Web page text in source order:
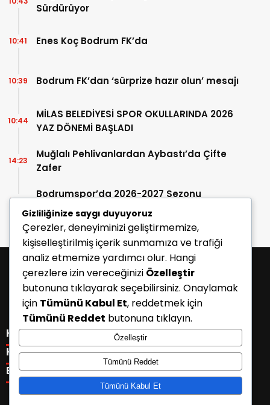
Sürdürüyor
Enes Koç Bodrum FK’da
10:41
Bodrum FK’dan ‘sürprize hazır olun’ mesajı
10:39
MİLAS BELEDİYESİ SPOR OKULLARINDA 2026
YAZ DÖNEMİ BAŞLADI
10:44
Muğlalı Pehlivanlardan Aybastı’da Çifte
Zafer
14:23
Bodrumspor’da 2026-2027 Sezonu
Kombine Satışları Başladı
10:13
KATEGORİLER
Menü seçimi yapın. WP-ADMIN → Görünüm → Menüler
sayfasından menü eşleştirmesi yapınız.
KISAYOLLAR
Menü seçimi yapın. WP-ADMIN → Görünüm → Menüler
sayfasından menü eşleştirmesi yapınız.
E-BÜLTEN
Gizliliğinize saygı duyuyoruz
Çerezler, deneyiminizi geliştirmemize,
kişiselleştirilmiş içerik sunmamıza ve trafiği
analiz etmemize yardımcı olur. Hangi
çerezlere izin vereceğinizi Özelleştir
butonuna tıklayarak seçebilirsiniz. Onaylamak
için Tümünü Kabul Et, reddetmek için
Tümünü Reddet butonuna tıklayın.
Özelleştir
Tümünü Reddet
Tümünü Kabul Et